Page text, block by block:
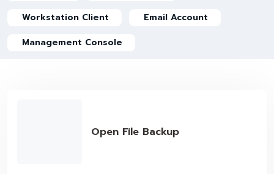
Workstation Client
Email Account
Management Console
Open File Backup